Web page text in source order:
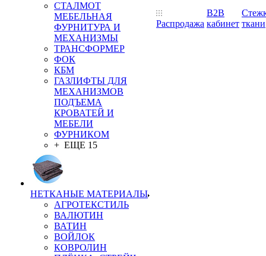
СТАЛМОТ
МЕБЕЛЬНАЯ
ФУРНИТУРА И
МЕХАНИЗМЫ
ТРАНСФОРМЕР
ФОК
КБМ
ГАЗЛИФТЫ ДЛЯ
МЕХАНИЗМОВ
ПОДЪЕМА
КРОВАТЕЙ И
МЕБЕЛИ
ФУРНИКОМ
+ ЕЩЕ 15
НЕТКАНЫЕ МАТЕРИАЛЫ
АГРОТЕКСТИЛЬ
ВАЛЮТИН
ВАТИН
ВОЙЛОК
КОВРОЛИН
Распродажа
B2B
кабинет ткани